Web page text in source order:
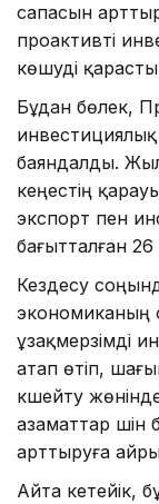
сапасын
проактивті
көшуді
Бұдан бөлек,
баяндалды.
кеңестің
экспорт пен
бағытталған
Кездесу
экономиканың
ұзақмерзімді
атап өтіп,
күшейту
азаматтар үшін
арттыруға
Айта кетейік,